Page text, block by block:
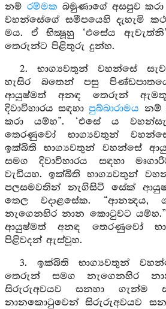
නම් රම්මක බමුණාගේ අසපුව
වහන්සේගේ සමීපයෙහි දැහැමි
මය. ඒ භික්‍ෂූහු ‘එසේය
තෙරුන්ට පිළිතුරු දුන්හ.
2. භාග්‍යවතුන් වහන්සේ
හැසිර බතෙන් පසු
ආයුෂ්මත් අනඳ තෙරුන් ඇමතූ
දිවාවිහාරය සඳහාපුබ්බාරාමය නම්
කරා යම්හ”. ‘එසේ ය
තෙරණුවෝ භාග්‍යවතුන්
ඉක්බිති භාග්‍යවතුන් වහන්සේ
සමග දිවාවිහාරය සඳහා
වැඩියහ. ඉක්බිති භාග්‍යවතුන්
පලසමවතින් නැගිසිටි සේක්
තෙල වදාළසේක. “ආනන්‍දය,
නැගෙනහිර නාන කොටුවට
ආයුෂ්මත් අනඳ තෙරණුවෝ
පිළිවදන් ඇස්වූහ.
3. ඉක්බිති භාග්‍යවතුන්
තෙරුන් සමග නැගෙනහිර
සිරුරුඅවයව සනහා ගැන්ම
නානකොටුවෙන් සිරුරුඅවයව